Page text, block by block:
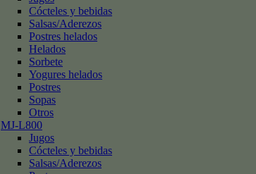
Cócteles y bebidas
Salsas/Aderezos
Postres helados
Helados
Sorbete
Yogures helados
Postres
Sopas
Otros
MJ-L800
Jugos
Cócteles y bebidas
Salsas/Aderezos